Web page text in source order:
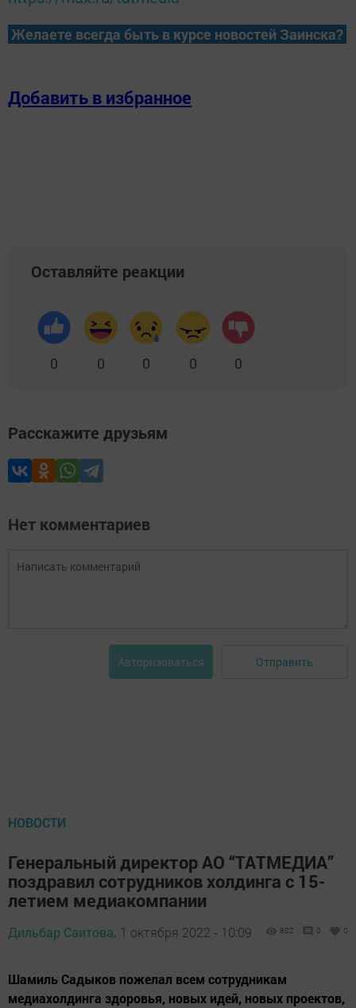
Желаете всегда быть в курсе новостей Заинска?
Добавить в избранное
Оставляйте реакции
0 0 0 0 0
Расскажите друзьям
Нет комментариев
Авторизоваться Отправить
НОВОСТИ
Генеральный директор АО “ТАТМЕДИА”
поздравил сотрудников холдинга с 15-
летием медиакомпании
Дильбар Саитова, 1 октября 2022 - 10:09 802 0 0
Шамиль Садыков пожелал всем сотрудникам
медиахолдинга здоровья, новых идей, новых проектов,